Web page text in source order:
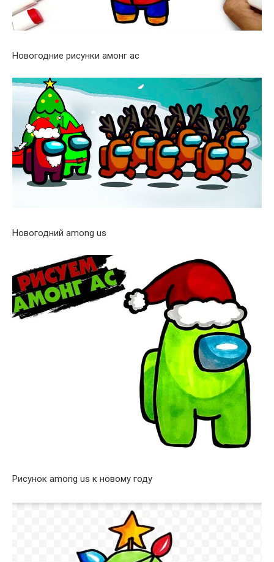
Новогодние рисунки амонг ас
Новогодний among us
Рисунок among us к новому году